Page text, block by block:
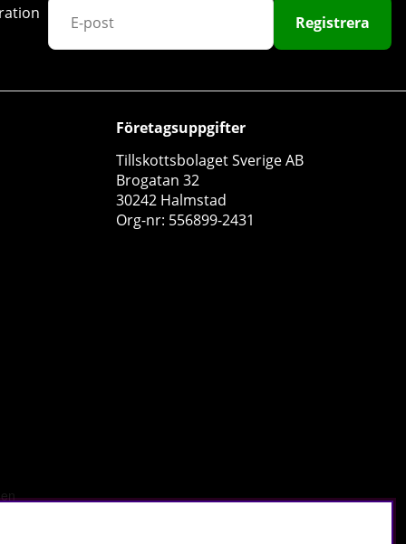
Köp!
Registrera
Företagsuppgifter
Tillskottsbolaget Sverige AB
Brogatan 32
30242 Halmstad
Org-nr: 556899-2431